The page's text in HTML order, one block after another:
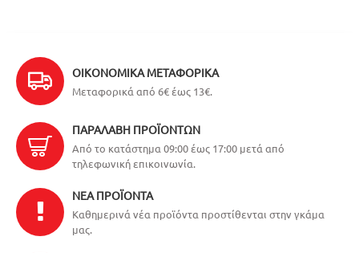
ΟΙΚΟΝΟΜΙΚΆ ΜΕΤΑΦΟΡΙΚΆ
Μεταφορικά από 6€ έως 13€.
ΠΑΡΑΛΑΒΉ ΠΡΟΪΌΝΤΩΝ
Από το κατάστημα 09:00 έως 17:00 μετά από
τηλεφωνική επικοινωνία.
ΝΈΑ ΠΡΟΪΌΝΤΑ
Καθημερινά νέα προϊόντα προστίθενται στην γκάμα
μας.